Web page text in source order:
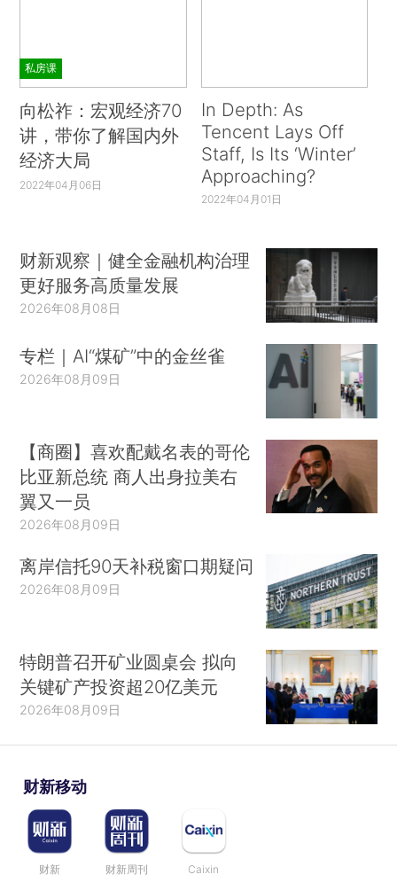
私房课
向松祚：宏观经济70
讲，带你了解国内外
经济大局
2022年04月06日
In Depth: As
Tencent Lays Off
Staff, Is Its ‘Winter’
Approaching?
2022年04月01日
财新观察｜健全金融机构治理
更好服务高质量发展
2026年08月08日
专栏｜AI“煤矿”中的金丝雀
2026年08月09日
【商圈】喜欢配戴名表的哥伦
比亚新总统 商人出身拉美右
翼又一员
2026年08月09日
离岸信托90天补税窗口期疑问
2026年08月09日
特朗普召开矿业圆桌会 拟向
关键矿产投资超20亿美元
2026年08月09日
财新移动
财新 财新周刊 Caixin